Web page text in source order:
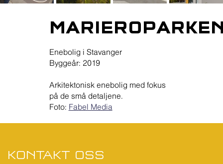
Enebolig i Stavanger
Byggeår: 2019
Arkitektonisk enebolig med fokus
på de små detaljene.
Foto: Fabel Media
KONTAKT OSS